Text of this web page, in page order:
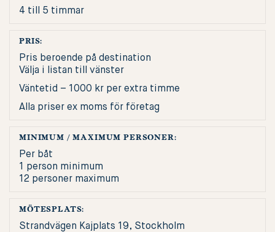
4 till 5 timmar
PRIS:
Pris beroende på destination
Välja i listan till vänster
Väntetid – 1000 kr per extra timme
Alla priser ex moms för företag
MINIMUM / MAXIMUM PERSONER:
Per båt
1 person minimum
12 personer maximum
MÖTESPLATS:
Strandvägen Kajplats 19, Stockholm